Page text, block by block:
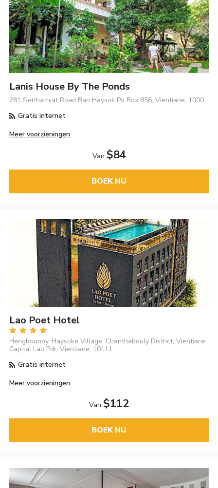
Lanis House By The Ponds
281 Setthathiat Road Ban Haysok Po Box 856, Vientiane, 1000
Gratis internet
Meer voorzieningen
Van $84
BOEK NU
Lao Poet Hotel
Hengbounoy, Haysoke Village, Chanthabouly District, Vientiane
Capital Lao Pdr, Vientiane, 10111
Gratis internet
Meer voorzieningen
Van $112
BOEK NU